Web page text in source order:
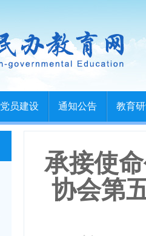
党员建设 通知公告 教育
承接使
协会第